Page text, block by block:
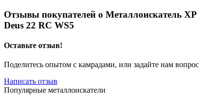
Отзывы покупателей о Металлоискатель XP
Deus 22 RC WS5
Оставьте отзыв!
Поделитесь опытом с камрадами, или задайте нам вопрос
Написать отзыв
Популярные металлоискатели